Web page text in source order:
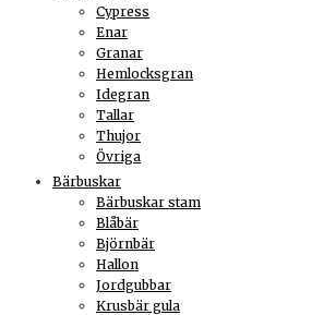
Cypress
Enar
Granar
Hemlocksgran
Idegran
Tallar
Thujor
Övriga
Bärbuskar
Bärbuskar stam
Blåbär
Björnbär
Hallon
Jordgubbar
Krusbär gula